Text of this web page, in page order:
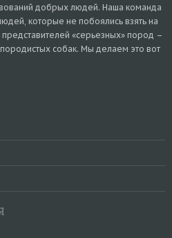
добрых людей. Наша команда
которые не побоялись взять на
«серьезных» пород –
собак. Мы делаем это вот